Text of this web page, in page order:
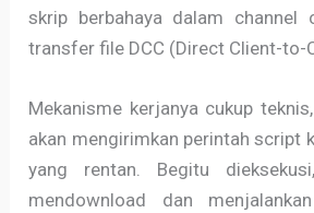
skrip berbahaya dalam channel
transfer file DCC (Direct Client-to-
Mekanisme kerjanya cukup
akan mengirimkan perintah script
yang rentan. Begitu
mendownload dan